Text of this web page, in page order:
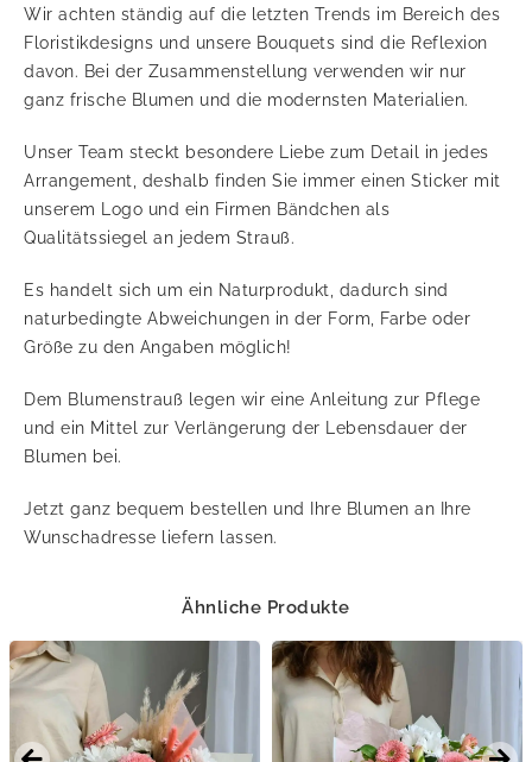
Wir achten ständig auf die letzten Trends im Bereich des
Floristikdesigns und unsere Bouquets sind die Reflexion
davon. Bei der Zusammenstellung verwenden wir nur
ganz frische Blumen und die modernsten Materialien.
Unser Team steckt besondere Liebe zum Detail in jedes
Arrangement, deshalb finden Sie immer einen Sticker mit
unserem Logo und ein Firmen Bändchen als
Qualitätssiegel an jedem Strauß.
Es handelt sich um ein Naturprodukt, dadurch sind
naturbedingte Abweichungen in der Form, Farbe oder
Größe zu den Angaben möglich!
Dem Blumenstrauß legen wir eine Anleitung zur Pflege
und ein Mittel zur Verlängerung der Lebensdauer der
Blumen bei.
Jetzt ganz bequem bestellen und Ihre Blumen an Ihre
Wunschadresse liefern lassen.
Ähnliche Produkte